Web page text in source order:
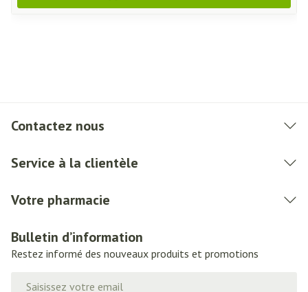
Contactez nous
Service à la clientèle
Votre pharmacie
Bulletin d’information
Restez informé des nouveaux produits et promotions